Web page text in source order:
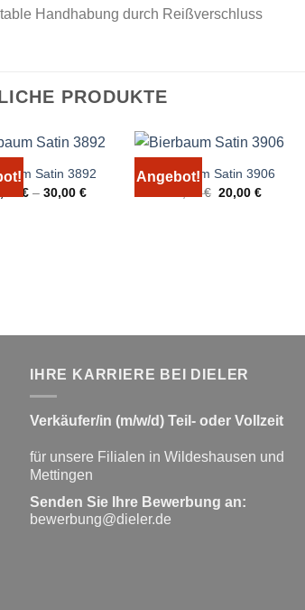
Handhabung durch Reißverschluss
PRODUKTE
Satin 3892
€ –30,00€
Angebot!
Bierbaum Satin 3906
49,95€ Ursprünglicher
20,00€Aktueller
IHRE KARRIERE BEI DIELER
Verkäufer/in (m/w/d) Teil- oder Vollzeit
für unsere Filialen in Wildeshausen und
Mettingen
Senden Sie Ihre Bewerbung an:
bewerbung@dieler.de